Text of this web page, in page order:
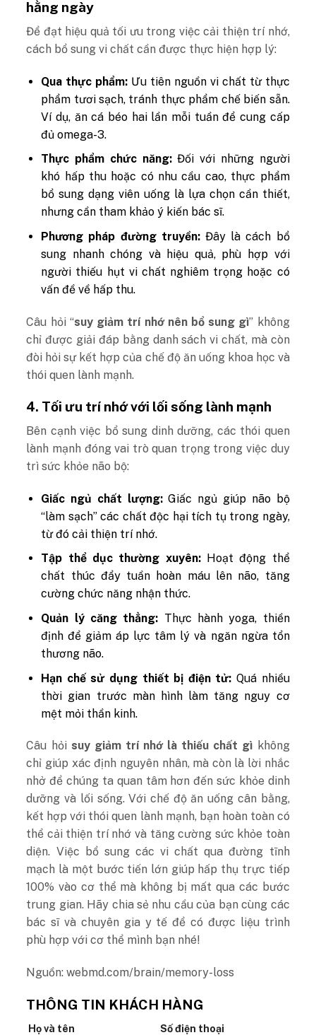
hằng ngày
Để đạt hiệu quả tối ưu trong việc cải thiện trí nhớ,
cách bổ sung vi chất cần được thực hiện hợp lý:
Qua thực phẩm: Ưu tiên nguồn vi chất từ thực
phẩm tươi sạch, tránh thực phẩm chế biến sẵn.
Ví dụ, ăn cá béo hai lần mỗi tuần để cung cấp
đủ omega-3.
Thực phẩm chức năng:Đối với những người
khó hấp thu hoặc có nhu cầu cao, thực phẩm
bổ sung dạng viên uống là lựa chọn cần thiết,
nhưng cần tham khảo ý kiến bác sĩ.
Phương pháp đường truyền:Đây là cách bổ
sung nhanh chóng và hiệu quả, phù hợp với
người thiếu hụt vi chất nghiêm trọng hoặc có
vấn đề về hấp thu.
Câu hỏi “suy giảm trí nhớ nên bổ sung gì” không
chỉ được giải đáp bằng danh sách vi chất, mà còn
đòi hỏi sự kết hợp của chế độ ăn uống khoa học và
thói quen lành mạnh.
4. Tối ưu trí nhớ với lối sống lành mạnh
Bên cạnh việc bổ sung dinh dưỡng, các thói quen
lành mạnh đóng vai trò quan trọng trong việc duy
trì sức khỏe não bộ:
Giấc ngủ chất lượng:Giấc ngủ giúp não bộ
“làm sạch” các chất độc hại tích tụ trong ngày,
từ đó cải thiện trí nhớ.
Tập thể dục thường xuyên:Hoạt động thể
chất thúc đẩy tuần hoàn máu lên não, tăng
cường chức năng nhận thức.
Quản lý căng thẳng: Thực hành yoga, thiền
định để giảm áp lực tâm lý và ngăn ngừa tổn
thương não.
Hạn chế sử dụng thiết bị điện tử: Quá nhiều
thời gian trước màn hình làm tăng nguy cơ
mệt mỏi thần kinh.
Câu hỏi suy giảm trí nhớ là thiếu chất gì không
chỉ giúp xác định nguyên nhân, mà còn là lời nhắc
nhở để chúng ta quan tâm hơn đến sức khỏe dinh
dưỡng và lối sống. Với chế độ ăn uống cân bằng,
kết hợp với thói quen lành mạnh, bạn hoàn toàn có
thể cải thiện trí nhớ và tăng cường sức khỏe toàn
diện. Việc bổ sung các vi chất qua đường tĩnh
mạch là một bước tiến lớn giúp hấp thụ trực tiếp
100% vào cơ thể mà không bị mất qua các bước
trung gian. Hãy chia sẻ nhu cầu của bạn cùng các
bác sĩ và chuyên gia y tế để có được liệu trình
phù hợp với cơ thể mình bạn nhé!
Nguồn: webmd.com/brain/memory-loss
THÔNG TIN KHÁCH HÀNG
Họ và tên Số điện thoại